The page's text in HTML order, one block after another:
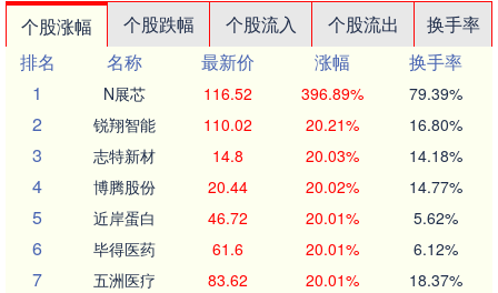
个股涨幅 个股跌幅 个股流入 个股流出
换手率
排名
名称 最新价 涨幅
换手率
1
N展芯 116.52 396.89% 79.39%
2 锐翔智能 110.02 20.21% 16.80%
3 志特新材 14.8 20.03% 14.18%
4 博腾股份 20.44 20.02% 14.77%
5 近岸蛋白 46.72 20.01% 5.62%
6 毕得医药 61.6 20.01% 6.12%
7 五洲医疗 83.62 20.01% 18.37%